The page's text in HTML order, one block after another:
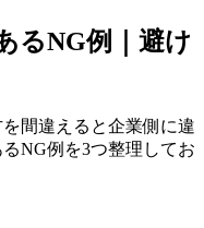
るNG例｜避け
間違えると企業側に違
NG例を3つ整理してお